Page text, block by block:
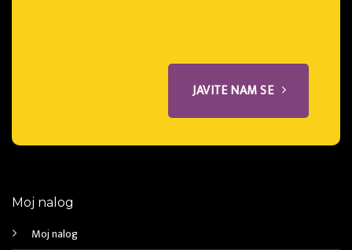
JAVITE NAM SE
Moj nalog
Moj nalog